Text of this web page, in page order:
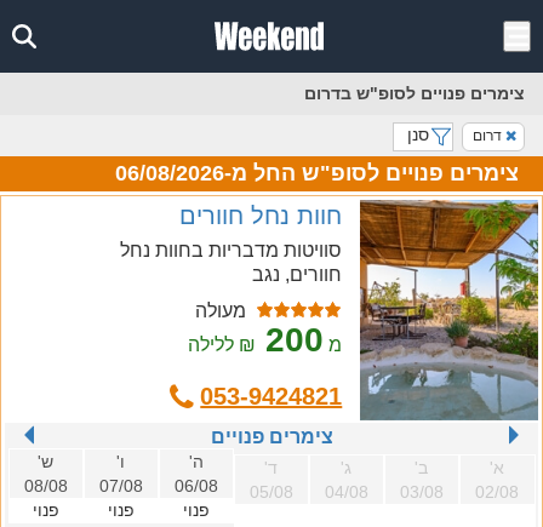
צימרים פנויים לסופ"ש בדרום
דרום סנן
צימרים פנויים לסופ"ש החל מ-06/08/2026
חוות נחל חוורים
סוויטות מדבריות בחוות נחל
חוורים, נגב
מעולה
מ 200 ₪ ללילה
053-9424821
צימרים פנויים
א'
02/08
ב'
03/08
ג'
04/08
ד'
05/08
ה'
06/08
פנוי
ו'
07/08
פנוי
ש'
08/08
פנוי